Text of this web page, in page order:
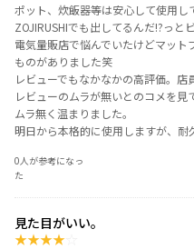
ポット、炊飯器等は安心して使用し
ZOJIRUSHIでも出してるんだ!?っと
電気量販店で悩んでいたけどマット
ものがありました笑
レビューでもなかなかの高評価。店
レビューのムラが無いとのコメを
ムラ無く温まりました。
明日から本格的に使用しますが、耐
0人が参考になっ
た
見た目がいい。
★★★★